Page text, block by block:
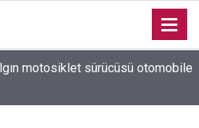
motosiklet sürücüsü otomobile
şaşırtan görüntü: Dönüp dönüp